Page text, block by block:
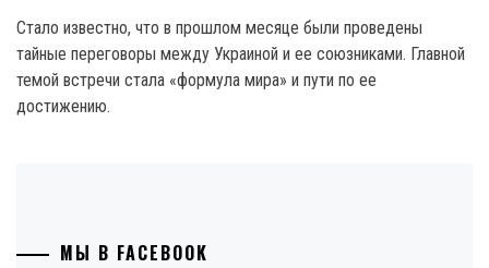
Стало известно, что в прошлом месяце были проведены
тайные переговоры между Украиной и ее союзниками. Главной
темой встречи стала «формула мира» и пути по ее
достижению.
МЫ В FACEBOOK